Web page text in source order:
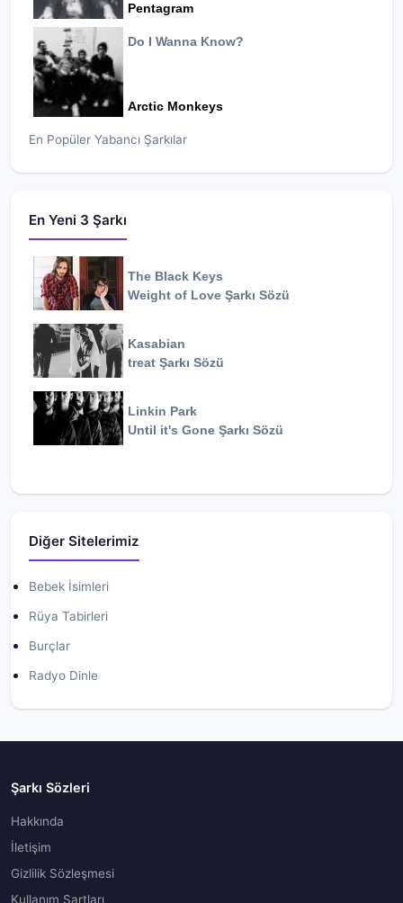
Pentagram
Do I Wanna Know?
Arctic Monkeys
En Popüler Yabancı Şarkılar
En Yeni 3 Şarkı
The Black Keys
Weight of Love Şarkı Sözü
Kasabian
treat Şarkı Sözü
Linkin Park
Until it's Gone Şarkı Sözü
Diğer Sitelerimiz
Bebek İsimleri
Rüya Tabirleri
Burçlar
Radyo Dinle
Şarkı Sözleri
Hakkında
İletişim
Gizlilik Sözleşmesi
Kullanım Şartları